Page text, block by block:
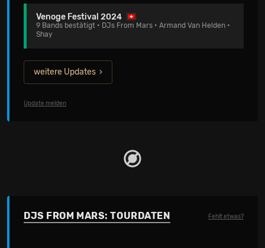
Venoge Festival 2024
9 Bands bestätigt • DJs From Mars • Armand Van Helden •
Shay
weitere Updates
Update melden
DJS FROM MARS: TOURDATEN Fehlt etwas?